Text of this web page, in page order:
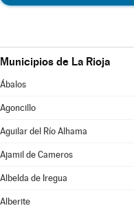
Municipios de La Rioja
Ábalos
Agoncillo
Aguilar del Río Alhama
Ajamil de Cameros
Albelda de Iregua
Alberite